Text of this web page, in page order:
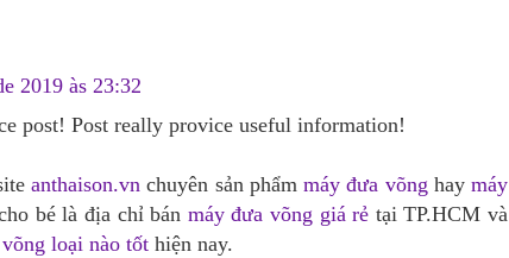
2019 às 23:32
post! Post really provice useful information!
anthaison.vn chuyên sản phẩmmáy đưa võng haymáy
bé là địa chỉ bán máy đưa võng giá rẻ tại TP.HCM và
loại nào tốt hiện nay.